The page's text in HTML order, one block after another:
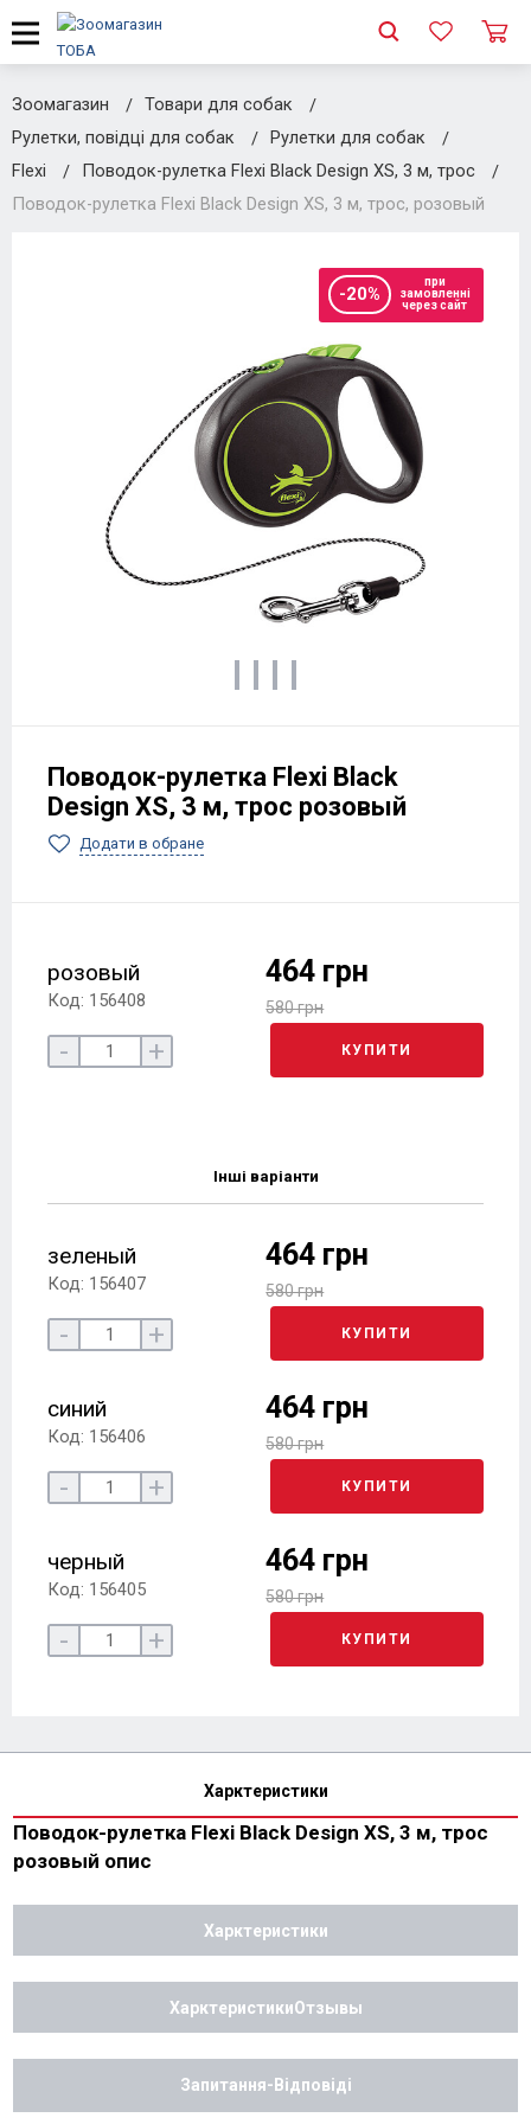
Зоомагазин
Товари для собак
Рулетки, повідці для собак
Рулетки для собак
Flexi
Поводок-рулетка Flexi Black Design XS, 3 м, трос
Поводок-рулетка Flexi Black Design XS, 3 м, трос, розовый
-20%
при
замовленні
через сайт
Поводок-рулетка Flexi Black
Design XS, 3 м, трос розовый
Додати в обране
розовый
Код: 156408
464 грн
580 грн
- + КУПИТИ
Інші варіанти
зеленый
Код: 156407
464 грн
580 грн
- + КУПИТИ
синий
Код: 156406
464 грн
580 грн
- + КУПИТИ
черный
Код: 156405
464 грн
580 грн
- + КУПИТИ
Харктеристики
Поводок-рулетка Flexi Black Design XS, 3 м, трос
розовый опис
Харктеристики
ХарктеристикиОтзывы
Запитання-Відповіді